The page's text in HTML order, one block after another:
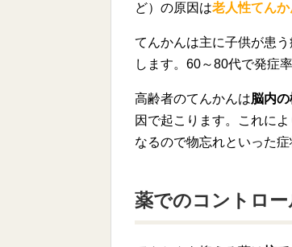
ど）の原因は老人性てんか
てんかんは主に子供が患
します。60～80代で発症
高齢者のてんかんは脳内
因で起こります。これに
なるので物忘れといった症
薬でのコントロ